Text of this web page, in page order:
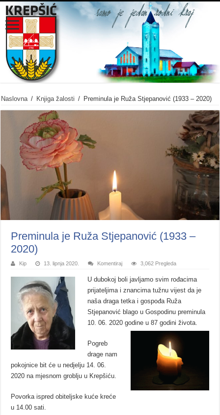
Naslovna / Knjiga žalosti / Preminula je Ruža Stjepanović (1933 – 2020)
Preminula je Ruža Stjepanović (1933 –
2020)
Kip 13. lipnja 2020. Komentiraj 3,062 Pregleda
U dubokoj boli javljamo svimrođacima
prijateljima i znancima tužnu vijest da je
naša draga tetka i gospođa Ruža
Stjepanović blago u Gospodinu preminula
10. 06. 2020 godine u 87 godini života.
Pogreb
drage nam
pokojnice bit će u nedjelju 14. 06.
2020 na mjesnom groblju u Krepšiću.
Povorka ispred obiteljske kuće kreće
u 14.00 sati.